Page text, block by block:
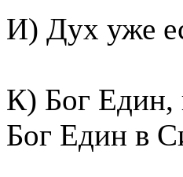
И) Дух уже
К) Бог
Бог Един в